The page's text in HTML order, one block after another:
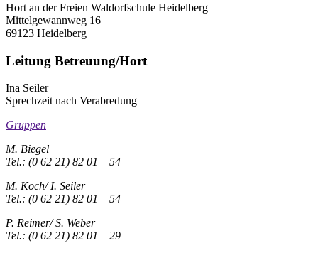
Hort an der Freien Waldorfschule Heidelberg
Mittelgewannweg 16
69123 Heidelberg
Leitung Betreuung/Hort
Ina Seiler
Sprechzeit nach Verabredung
Gruppen
M. Biegel
Tel.: (0 62 21) 82 01 – 54
M. Koch/ I. Seiler
Tel.: (0 62 21) 82 01 – 54
P. Reimer/ S. Weber
Tel.: (0 62 21) 82 01 – 29